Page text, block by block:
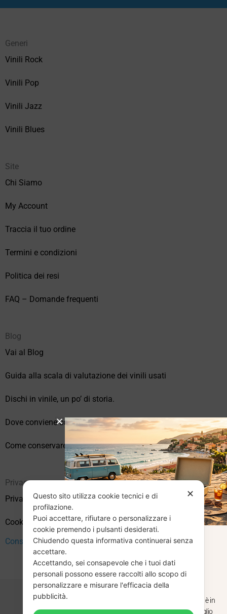
Generi
Vinili Rock
Vinili Pop
Vinili Jazz
Vinili Blues
Site
Chi Siamo
My Account
Traccia il tuo ordine
Termini e condizioni
Politica dei resi
FAQ – Domande frequenti
Blog
Vai al Blog
Guida alla scala di valutazione dei vinili usati
Dischi in vinile, un po’ di storia.
Dove conviene comprare vinili online?
Come conservare correttamente i vinili usati
Privacy
Privacy Policy
Cookie Policy (UE)
Consenso
✕
Questo sito utilizza cookie tecnici e di
profilazione.
Puoi accettare, rifiutare o personalizzare i
cookie premendo i pulsanti desiderati.
Chiudendo questa informativa continuerai senza
accettare.
Accettando, sei consapevole che i tuoi dati
personali possono essere raccolti allo scopo di
personalizzare e misurare l'efficacia della
pubblicità.
CHIUSURA
ESTIVA
Dal 29 luglio al 31 agosto venditaviniliusati.it è in
pausa estiva. Gli ordini ricevuti entro il 29 luglio